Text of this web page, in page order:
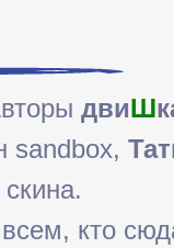
двиШ
sandbox,
кто